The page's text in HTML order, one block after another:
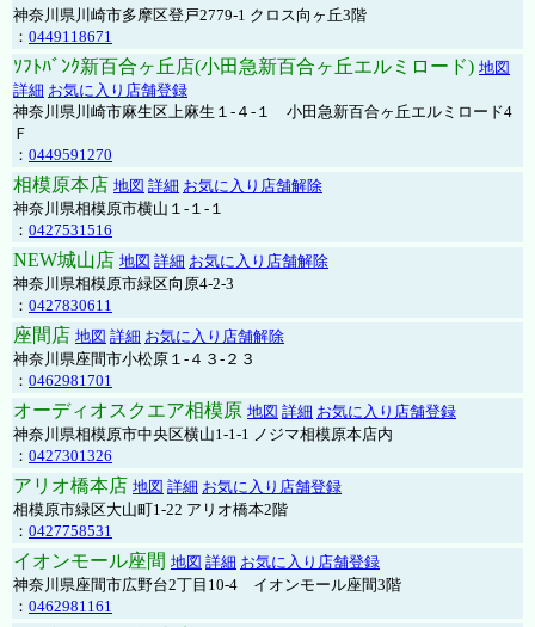
神奈川県川崎市多摩区登戸2779-1 クロス向ヶ丘3階
： 0449118671
ｿﾌﾄﾊﾞﾝｸ新百合ヶ丘店(小田急新百合ヶ丘エルミロード) 地図
詳細 お気に入り店舗登録
神奈川県川崎市麻生区上麻生１-４-１ 小田急新百合ヶ丘エルミロード4
Ｆ
： 0449591270
相模原本店 地図 詳細 お気に入り店舗解除
神奈川県相模原市横山１-１-１
： 0427531516
NEW城山店 地図 詳細 お気に入り店舗解除
神奈川県相模原市緑区向原4-2-3
： 0427830611
座間店 地図 詳細 お気に入り店舗解除
神奈川県座間市小松原１-４３-２３
： 0462981701
オーディオスクエア相模原 地図 詳細 お気に入り店舗登録
神奈川県相模原市中央区横山1-1-1 ノジマ相模原本店内
： 0427301326
アリオ橋本店 地図 詳細 お気に入り店舗登録
相模原市緑区大山町1-22 アリオ橋本2階
： 0427758531
イオンモール座間 地図 詳細 お気に入り店舗登録
神奈川県座間市広野台2丁目10-4 イオンモール座間3階
： 0462981161